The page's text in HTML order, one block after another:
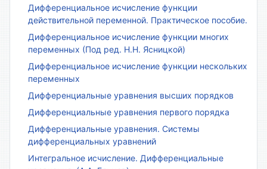
Дифференциальное исчисление функции
действительной переменной. Практическое пособие.
Дифференциальное исчисление функции многих
переменных (Под ред. Н.Н. Ясницкой)
Дифференциальное исчисление функции нескольких
переменных
Дифференциальные уравнения высших порядков
Дифференциальные уравнения первого порядка
Дифференциальные уравнения. Системы
дифференциальных уравнений
Интегральное исчисление. Дифференциальные